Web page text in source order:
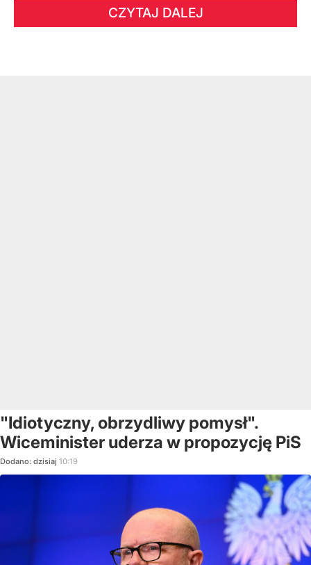
CZYTAJ DALEJ
"Idiotyczny, obrzydliwy pomysł".
Wiceminister uderza w propozycję PiS
Dodano: dzisiaj 10:19